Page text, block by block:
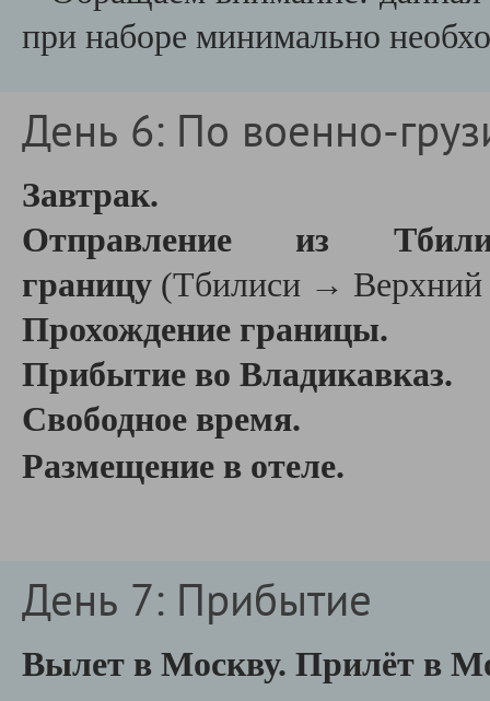
при наборе минимально
День 6: По военно-
Завтрак.
Отправление из
границу (Тбилиси → Верхний
Прохождение границы.
Прибытие во Владикавказ.
Свободное время.
Размещение в отеле.
День 7: Прибытие
Вылет в Москву. Прилёт в